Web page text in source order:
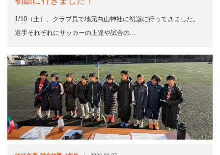
1/10（土）、クラブ員で地元白山神社に初詣に行ってきました。
選手それぞれにサッカーの上達や試合の…